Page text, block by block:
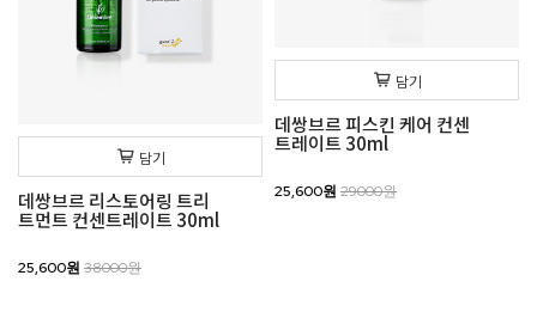
담기
데쌍브르 리스토어링 트리
트먼트 컨센트레이트 30ml
25,600원 38000원
담기
데쌍브르 피스킨 케어 컨센
트레이트 30ml
25,600원 29000원